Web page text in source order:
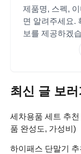
제품명, 스펙,
면 알려주세요.
보를 제공하겠
최신 글 보러
세차용품 세트 추
품 완성도, 가성비)
하이패스 단말기